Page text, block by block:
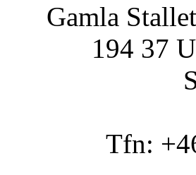
Gamla
194 37
Tfn: